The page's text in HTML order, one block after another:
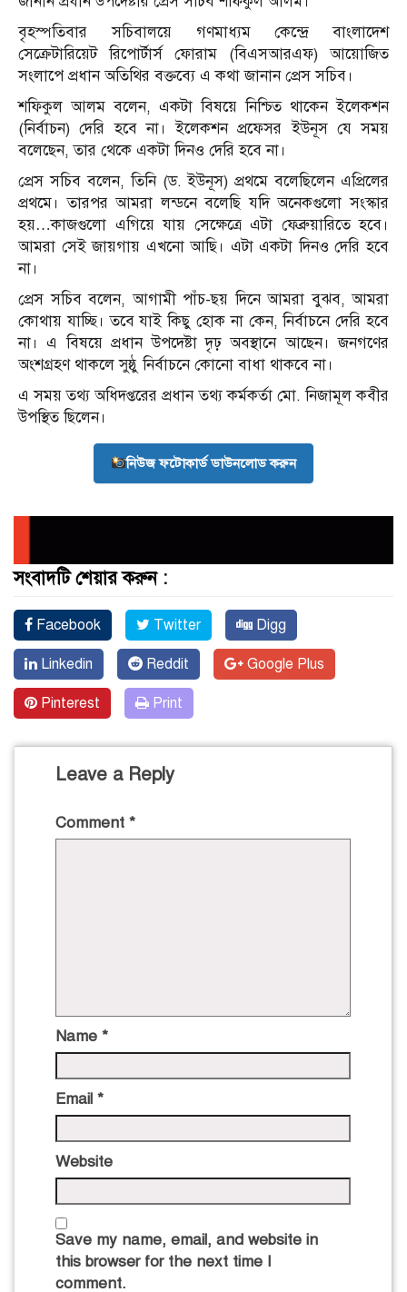
বৃহস্পতিবার সচিবালয়ে গণমাধ্যম কেন্দ্রে বাংলাদেশ
সেক্রেটারিয়েট রিপোর্টার্স ফোরাম (বিএসআরএফ) আয়োজিত
সংলাপে প্রধান অতিথির বক্তব্যে এ কথা জানান প্রেস সচিব।
শফিকুল আলম বলেন, একটা বিষয়ে নিশ্চিত থাকেন ইলেকশন
(নির্বাচন) দেরি হবে না। ইলেকশন প্রফেসর ইউনূস যে সময়
বলেছেন, তার থেকে একটা দিনও দেরি হবে না।
প্রেস সচিব বলেন, তিনি (ড. ইউনূস) প্রথমে বলেছিলেন এপ্রিলের
প্রথমে। তারপর আমরা লন্ডনে বলেছি যদি অনেকগুলো সংস্কার
হয়…কাজগুলো এগিয়ে যায় সেক্ষেত্রে এটা ফেব্রুয়ারিতে হবে।
আমরা সেই জায়গায় এখনো আছি। এটা একটা দিনও দেরি হবে
না।
প্রেস সচিব বলেন, আগামী পাঁচ-ছয় দিনে আমরা বুঝব, আমরা
কোথায় যাচ্ছি। তবে যাই কিছু হোক না কেন, নির্বাচনে দেরি হবে
না। এ বিষয়ে প্রধান উপদেষ্টা দৃঢ় অবস্থানে আছেন। জনগণের
অংশগ্রহণ থাকলে সুষ্ঠু নির্বাচনে কোনো বাধা থাকবে না।
এ সময় তথ্য অধিদপ্তরের প্রধান তথ্য কর্মকর্তা মো. নিজামূল কবীর
উপস্থিত ছিলেন।
নিউজ ফটোকার্ড ডাউনলোড করুন
সংবাদটি শেয়ার করুন :
Facebook Twitter Digg
Linkedin Reddit Google Plus
Pinterest Print
Leave a Reply
Comment *
Name *
Email *
Website
Save my name, email, and website in
this browser for the next time I
comment.